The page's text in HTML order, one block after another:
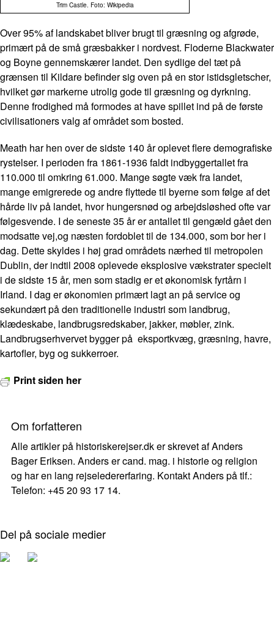
Trim Castle. Foto: Wikipedia
Over 95% af landskabet bliver brugt til græsning og afgrøde,
primært på de små græsbakker i nordvest. Floderne Blackwater
og Boyne gennemskærer landet. Den sydlige del tæt på
grænsen til Kildare befinder sig oven på en stor istidsgletscher,
hvilket gør markerne utrolig gode til græsning og dyrkning.
Denne frodighed må formodes at have spillet ind på de første
civilisationers valg af området som bosted.
Meath har hen over de sidste 140 år oplevet flere demografiske
rystelser. I perioden fra 1861-1936 faldt indbyggertallet fra
110.000 til omkring 61.000. Mange søgte væk fra landet,
mange emigrerede og andre flyttede til byerne som følge af det
hårde liv på landet, hvor hungersnød og arbejdsløshed ofte var
følgesvende. I de seneste 35 år er antallet til gengæld gået den
modsatte vej,og næsten fordoblet til de 134.000, som bor her i
dag. Dette skyldes i høj grad områdets nærhed til metropolen
Dublin, der indtil 2008 oplevede eksplosive vækstrater specielt
i de sidste 15 år, men som stadig er et økonomisk fyrtårn i
Irland. I dag er økonomien primært lagt an på service og
sekundært på den traditionelle industri som landbrug,
klædeskabe, landbrugsredskaber, jakker, møbler, zink.
Landbrugserhvervet bygger på eksportkvæg, græsning, havre,
kartofler, byg og sukkerroer.
Print siden her
Om forfatteren
Alle artikler på historiskerejser.dk er skrevet af Anders
Bager Eriksen. Anders er cand. mag. i historie og religion
og har en lang rejseledererfaring. Kontakt Anders på tlf.:
Telefon: +45 20 93 17 14.
Del på sociale medier